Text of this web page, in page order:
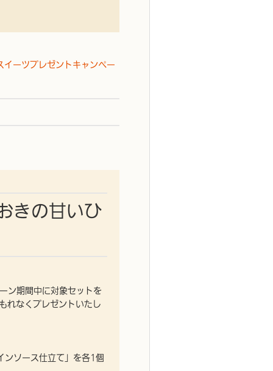
イーツプレゼントキャンペー
きの甘いひ
ン期間中に対象セットを
れなくプレゼントいたし
ンソース仕立て」を各1個